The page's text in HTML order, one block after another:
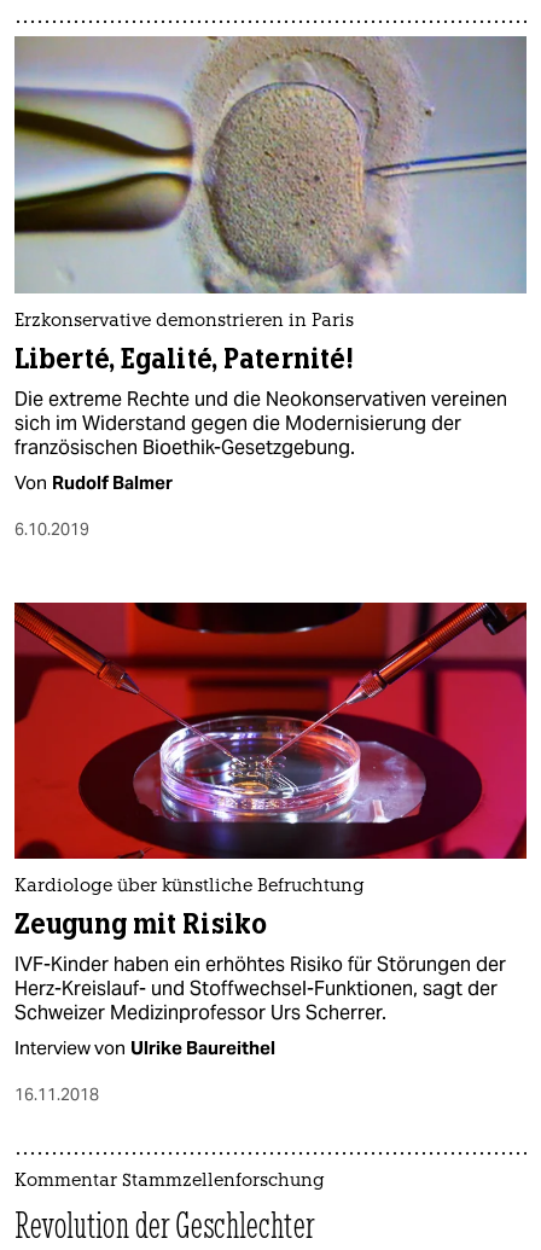
Erzkonservative demonstrieren in Paris
Liberté, Egalité, Paternité!
Die extreme Rechte und die Neokonservativen vereinen
sich im Widerstand gegen die Modernisierung der
französischen Bioethik-Gesetzgebung.
Von Rudolf Balmer
6.10.2019
Kardiologe über künstliche Befruchtung
Zeugung mit Risiko
IVF-Kinder haben ein erhöhtes Risiko für Störungen der
Herz-Kreislauf- und Stoffwechsel-Funktionen, sagt der
Schweizer Medizinprofessor Urs Scherrer.
Interview von Ulrike Baureithel
16.11.2018
Kommentar Stammzellenforschung
Revolution der Geschlechter